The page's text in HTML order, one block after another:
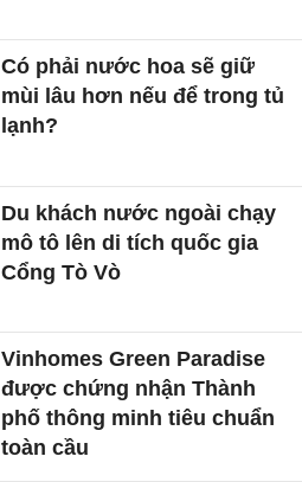
Có phải nước hoa sẽ giữ
mùi lâu hơn nếu để trong tủ
lạnh?
Du khách nước ngoài chạy
mô tô lên di tích quốc gia
Cổng Tò Vò
Vinhomes Green Paradise
được chứng nhận Thành
phố thông minh tiêu chuẩn
toàn cầu